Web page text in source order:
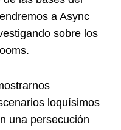
a Async
sobre los
loquísimos
una persecución